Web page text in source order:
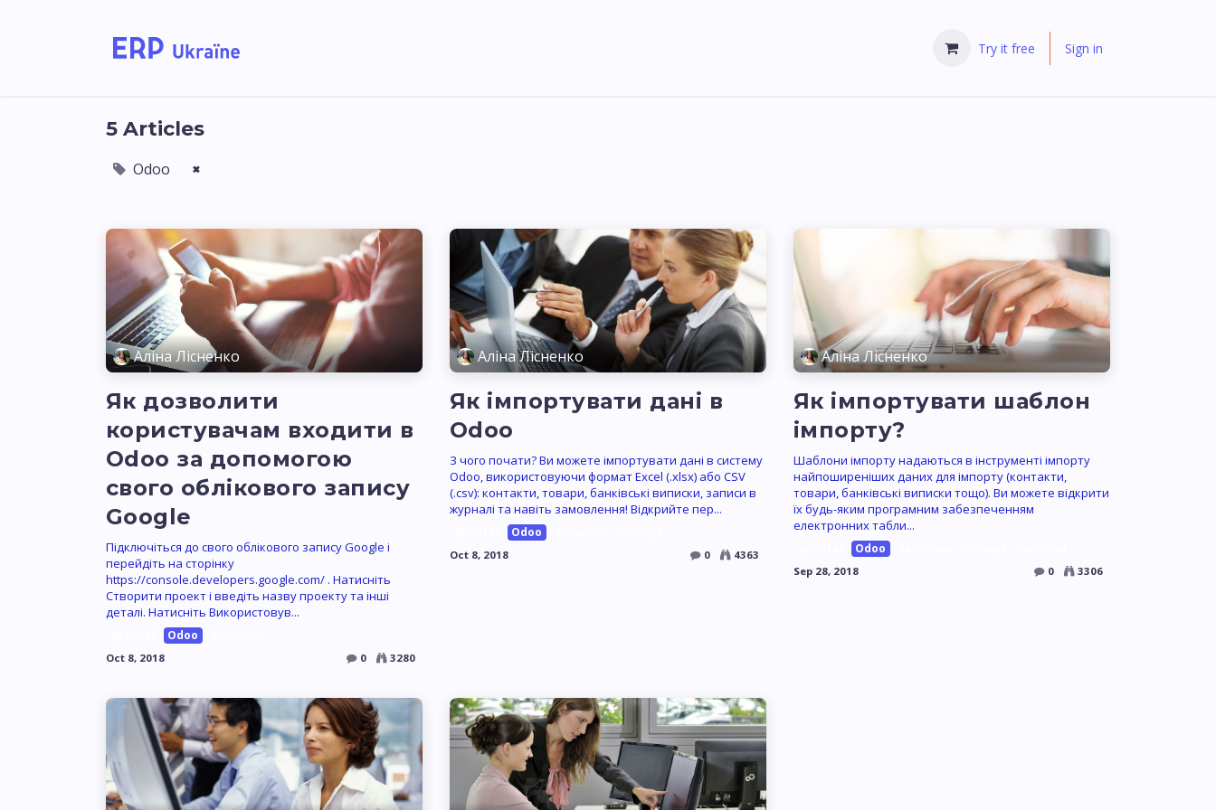
Try it free Sign in
5 Articles
Odoo ×
Аліна Лісненко
Як дозволити
користувачам входити в
Odoo за допомогою
свого облікового запису
Google
Підключіться до свого облікового запису Google і
перейдіть на сторінку
https://console.developers.google.com/ . Натисніть
Створити проект і введіть назву проекту та інші
деталі. Натисніть Використовув...
Odoo
Oct 8, 2018 0 3280
Аліна Лісненко
Як імпортувати дані в
Odoo
З чого почати? Ви можете імпортувати дані в систему
Odoo, використовуючи формат Excel (.xlsx) або CSV
(.csv): контакти, товари, банківські виписки, записи в
журналі та навіть замовлення! Відкрийте пер...
Odoo
Oct 8, 2018 0 4363
Аліна Лісненко
Як імпортувати шаблон
імпорту?
Шаблони імпорту надаються в інструменті імпорту
найпоширеніших даних для імпорту (контакти,
товари, банківські виписки тощо). Ви можете відкрити
їх будь-яким програмним забезпеченням
електронних табли...
Odoo
Sep 28, 2018 0 3306